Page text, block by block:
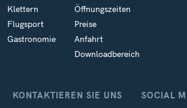
KONTAKTIEREN SIE UNS
Klettern
Flugsport
Gastronomie
Öffnungszeiten
Preise
Anfahrt
Downloadbereich
SOCIAL